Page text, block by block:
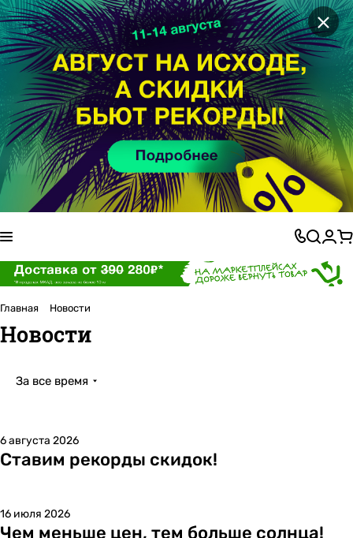
×
Главная Новости
Новости
За все время
6 августа 2026
Ставим рекорды скидок!
16 июля 2026
Чем меньше цен, тем больше солнца!